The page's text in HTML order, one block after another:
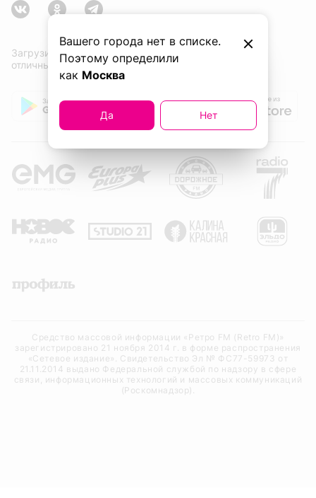
Вашего города нет в списке.
Поэтому определили
как Москва
Да Нет
Загрузите приложение сейчас и слушайте
отличные песни. Одну за другой!
Средство массовой информации «Ретро FM (Retro FM)»
зарегистрировано 21 ноября 2014 г. в форме распространения
«Сетевое издание». Свидетельство Эл № ФС77-59973 от
21.11.2014 выдано Федеральной службой по надзору в сфере
связи, информационных технологий и массовых коммуникаций
(Роскомнадзор).